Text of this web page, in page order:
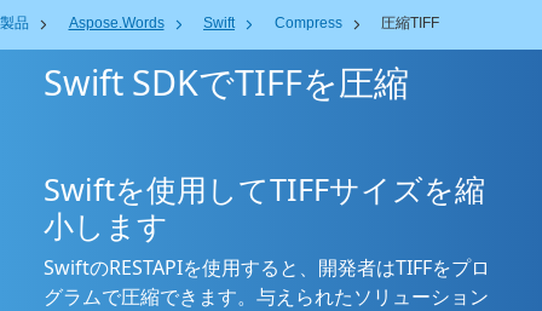
製品 Aspose.Words Swift Compress 圧縮TIFF
Swift SDKでTIFFを圧縮
Swiftを使用してTIFFサイズを縮
小します
SwiftのRESTAPIを使用すると、開発者はTIFFをプロ
グラムで圧縮できます。与えられたソリューション